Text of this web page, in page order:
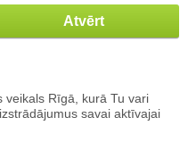
Atvērt
veikals Rīgā, kurā Tu vari
savai aktīvajai